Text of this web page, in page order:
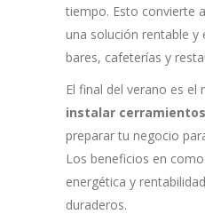
tiempo. Esto convierte
una solución rentable y
bares, cafeterías y
El final del verano es el
instalar
preparar tu negocio
Los beneficios en
energética y
duraderos.